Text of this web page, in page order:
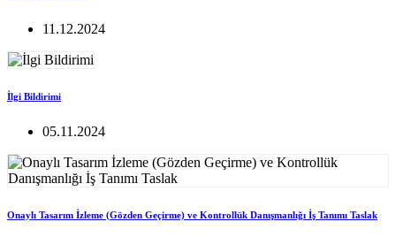
11.12.2024
İlgi Bildirimi
05.11.2024
Onaylı Tasarım İzleme (Gözden Geçirme) ve Kontrollük Danışmanlığı İş Tanımı Taslak